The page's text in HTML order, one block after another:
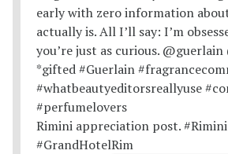
Rimini appreciation post. #Rimini
#GrandHotelRim